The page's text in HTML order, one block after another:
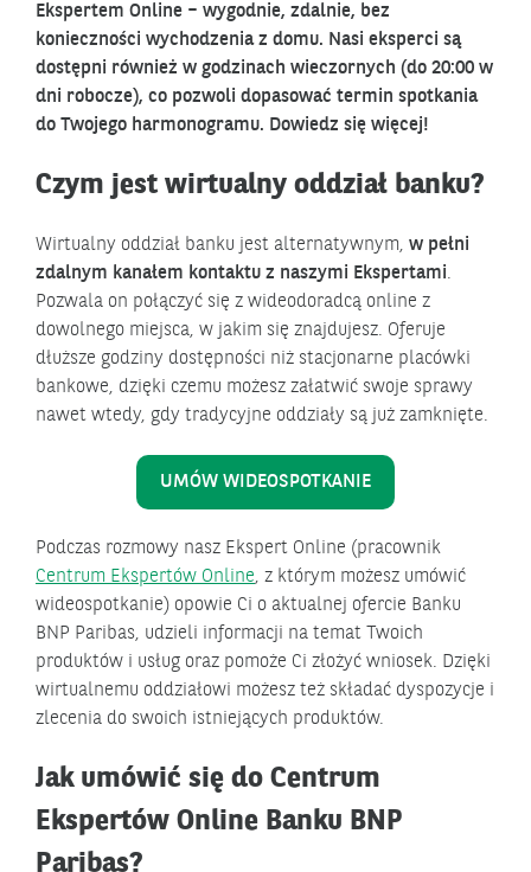
Ekspertem Online – wygodnie, zdalnie, bez
konieczności wychodzenia z domu. Nasi eksperci są
dostępni również w godzinach wieczornych (do 20:00 w
dni robocze), co pozwoli dopasować termin spotkania
do Twojego harmonogramu. Dowiedz się więcej!
Czym jest wirtualny oddział banku?
Wirtualny oddział banku jest alternatywnym, w pełni
zdalnym kanałem kontaktu z naszymi Ekspertami.
Pozwala on połączyć się z wideodoradcą online z
dowolnego miejsca, w jakim się znajdujesz. Oferuje
dłuższe godziny dostępności niż stacjonarne placówki
bankowe, dzięki czemu możesz załatwić swoje sprawy
nawet wtedy, gdy tradycyjne oddziały są już zamknięte.
UMÓW WIDEOSPOTKANIE
Podczas rozmowy nasz Ekspert Online (pracownik
Centrum Ekspertów Online, z którym możesz umówić
wideospotkanie) opowie Ci o aktualnej ofercie Banku
BNP Paribas, udzieli informacji na temat Twoich
produktów i usług oraz pomoże Ci złożyć wniosek. Dzięki
wirtualnemu oddziałowi możesz też składać dyspozycje i
zlecenia do swoich istniejących produktów.
Jak umówić się do Centrum
Ekspertów Online Banku BNP
Paribas?